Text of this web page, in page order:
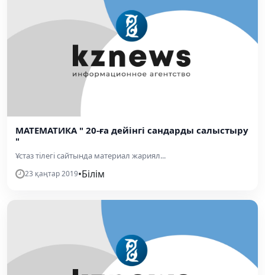
МАТЕМАТИКА " 20-ға дейінгі сандарды салыстыру
"
Ұстаз тілегі сайтында материал жариял...
23 қаңтар 2019•Білім